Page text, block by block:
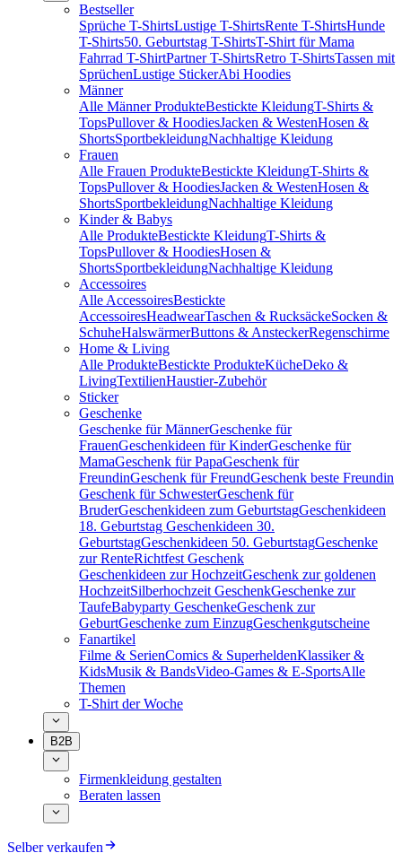
Bestseller
Sprüche T-ShirtsLustige T-ShirtsRente T-ShirtsHunde
T-Shirts50. Geburtstag T-ShirtsT-Shirt für Mama
Fahrrad T-ShirtPartner T-ShirtsRetro T-ShirtsTassen mit
SprüchenLustige StickerAbi Hoodies
Männer
Alle Männer ProdukteBestickte KleidungT-Shirts &
TopsPullover & HoodiesJacken & WestenHosen &
ShortsSportbekleidungNachhaltige Kleidung
Frauen
Alle Frauen ProdukteBestickte KleidungT-Shirts &
TopsPullover & HoodiesJacken & WestenHosen &
ShortsSportbekleidungNachhaltige Kleidung
Kinder & Babys
Alle ProdukteBestickte KleidungT-Shirts &
TopsPullover & HoodiesHosen &
ShortsSportbekleidungNachhaltige Kleidung
Accessoires
Alle AccessoiresBestickte
AccessoiresHeadwearTaschen & RucksäckeSocken &
SchuheHalswärmerButtons & AnsteckerRegenschirme
Home & Living
Alle ProdukteBestickte ProdukteKücheDeko &
LivingTextilienHaustier-Zubehör
Sticker
Geschenke
Geschenke für MännerGeschenke für
FrauenGeschenkideen für KinderGeschenke für
MamaGeschenk für PapaGeschenk für
FreundinGeschenk für FreundGeschenk beste Freundin
Geschenk für SchwesterGeschenk für
BruderGeschenkideen zum GeburtstagGeschenkideen
18. Geburtstag Geschenkideen 30.
GeburtstagGeschenkideen 50. GeburtstagGeschenke
zur RenteRichtfest Geschenk
Geschenkideen zur HochzeitGeschenk zur goldenen
HochzeitSilberhochzeit GeschenkGeschenke zur
TaufeBabyparty GeschenkeGeschenk zur
GeburtGeschenke zum EinzugGeschenkgutscheine
Fanartikel
Filme & SerienComics & SuperheldenKlassiker &
KidsMusik & BandsVideo-Games & E-SportsAlle
Themen
T-Shirt der Woche
B2B
Firmenkleidung gestalten
Beraten lassen
Selber verkaufen